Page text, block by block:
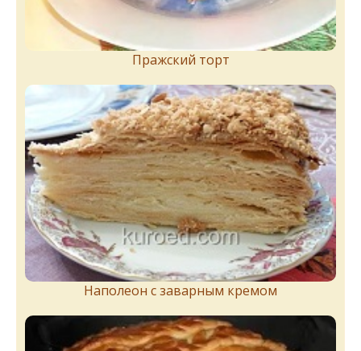
Пражский торт
Наполеон с заварным кремом